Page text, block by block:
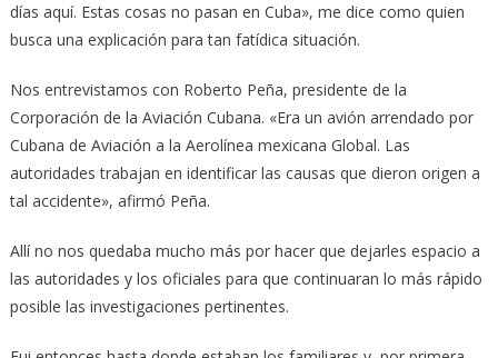
días aquí. Estas cosas no pasan en Cuba», me dice como quien
busca una explicación para tan fatídica situación.
Nos entrevistamos con Roberto Peña, presidente de la
Corporación de la Aviación Cubana. «Era un avión arrendado por
Cubana de Aviación a la Aerolínea mexicana Global. Las
autoridades trabajan en identificar las causas que dieron origen a
tal accidente», afirmó Peña.
Allí no nos quedaba mucho más por hacer que dejarles espacio a
las autoridades y los oficiales para que continuaran lo más rápido
posible las investigaciones pertinentes.